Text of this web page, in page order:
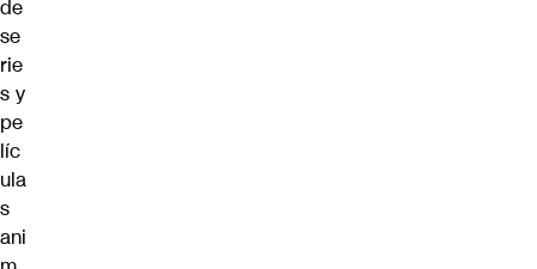
de
se
rie
s y
pe
líc
ula
s
ani